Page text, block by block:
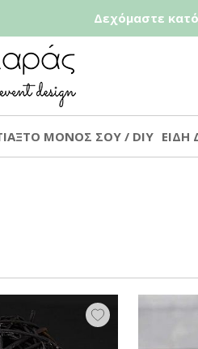
Δεχόμαστε
ΜΟΝΟΣ ΣΟΥ / DIY ΕΙΔΗ